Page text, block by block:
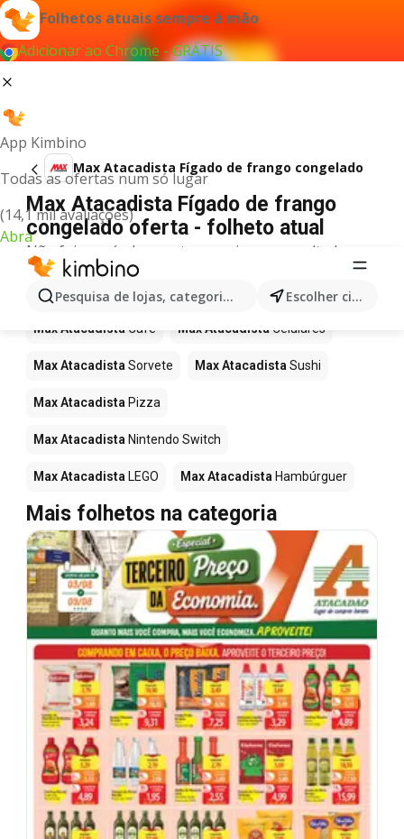
Folhetos atuais sempre à mão
Adicionar ao Chrome - GRÁTIS
App Kimbino
Todas as ofertas num só lugar
(14,1 mil avaliações)
Abra
Pesquisa de lojas, categorias,produtos... Escolher cidade
Max Atacadista Fígado de frango congelado
Max Atacadista Fígado de frango
congelado oferta - folheto atual
Não foi possível encontrar quaisquer resultados
para este termo.
Mais produtos em Max Atacadista
Max Atacadista Café Max Atacadista Celulares
Max Atacadista Sorvete Max Atacadista Sushi
Max Atacadista Pizza
Max Atacadista Nintendo Switch
Max Atacadista LEGO Max Atacadista Hambúrguer
Mais folhetos na categoria